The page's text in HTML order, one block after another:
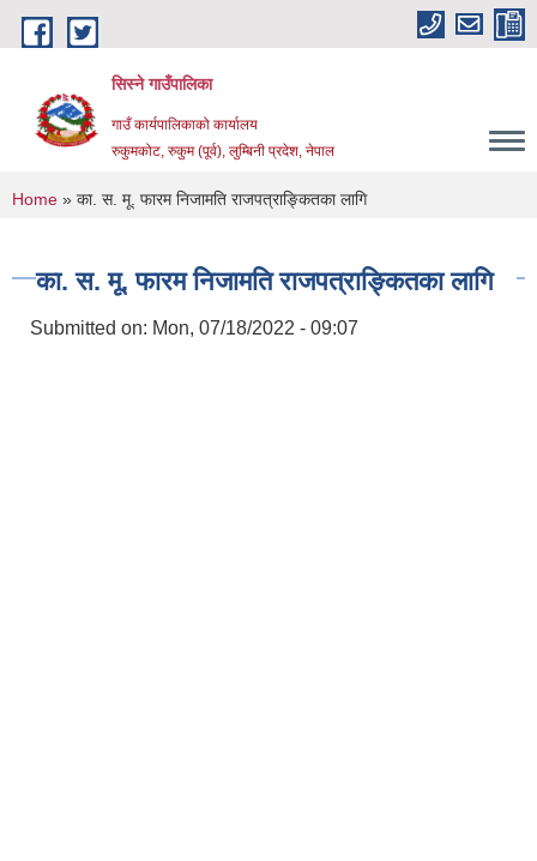
Skip to main content
सिस्ने गाउँपालिका
गाउँ कार्यपालिकाको कार्यालय
रुकुमकोट, रुकुम (पूर्व), लुम्बिनी प्रदेश, नेपाल
You are here
Home » का. स. मू. फारम निजामति राजपत्राङ्कितका लागि
का. स. मू. फारम निजामति राजपत्राङ्कितका लागि
Submitted on: Mon, 07/18/2022 - 09:07